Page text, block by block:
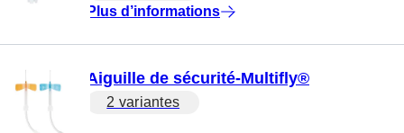
Plus d’informations
Aiguille de sécurité-Multifly®
2 variantes